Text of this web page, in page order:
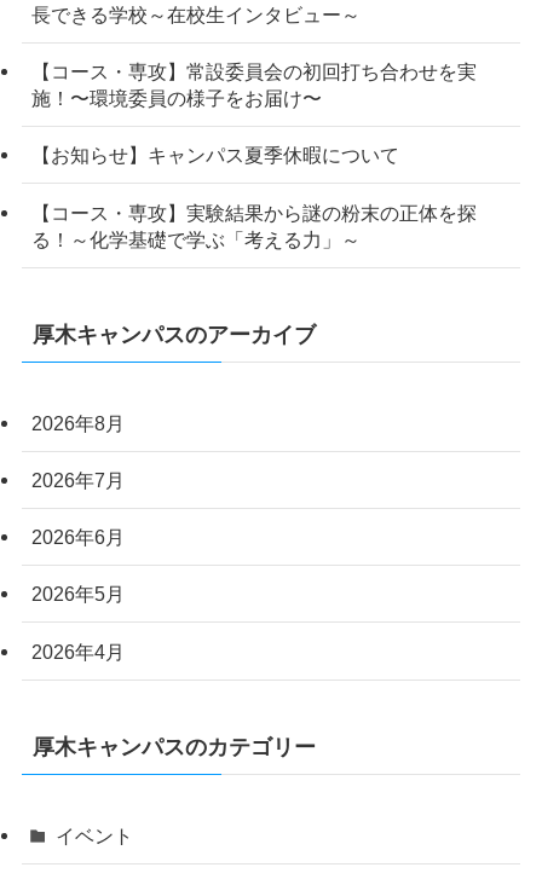
長できる学校～在校生インタビュー～
【コース・専攻】常設委員会の初回打ち合わせを実
施！〜環境委員の様子をお届け〜
【お知らせ】キャンパス夏季休暇について
【コース・専攻】実験結果から謎の粉末の正体を探
る！～化学基礎で学ぶ「考える力」～
厚木キャンパスのアーカイブ
2026年8月
2026年7月
2026年6月
2026年5月
2026年4月
厚木キャンパスのカテゴリー
イベント